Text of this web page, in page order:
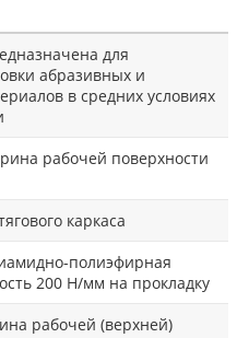
для
абразивных и
в средних условиях
рабочей поверхности
каркаса
полиэфирная
200 Н/мм на прокладку
рабочей (верхней)